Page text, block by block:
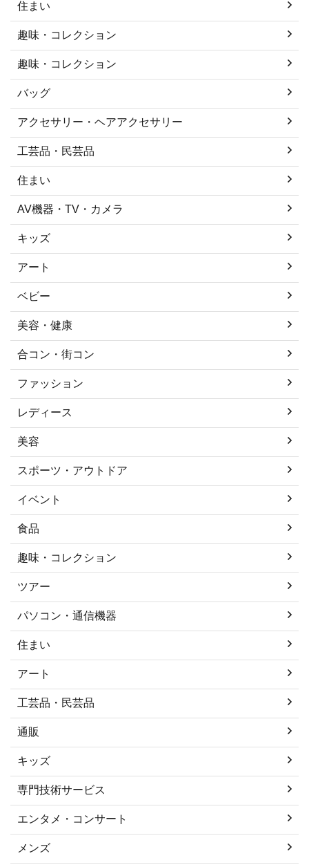
住まい
趣味・コレクション
趣味・コレクション
バッグ
アクセサリー・ヘアアクセサリー
工芸品・民芸品
住まい
AV機器・TV・カメラ
キッズ
アート
ベビー
美容・健康
合コン・街コン
ファッション
レディース
美容
スポーツ・アウトドア
イベント
食品
趣味・コレクション
ツアー
パソコン・通信機器
住まい
アート
工芸品・民芸品
通販
キッズ
専門技術サービス
エンタメ・コンサート
メンズ